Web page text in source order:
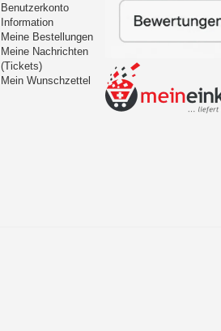
Benutzerkonto
Information
Meine Bestellungen
Meine Nachrichten
(Tickets)
Mein Wunschzettel